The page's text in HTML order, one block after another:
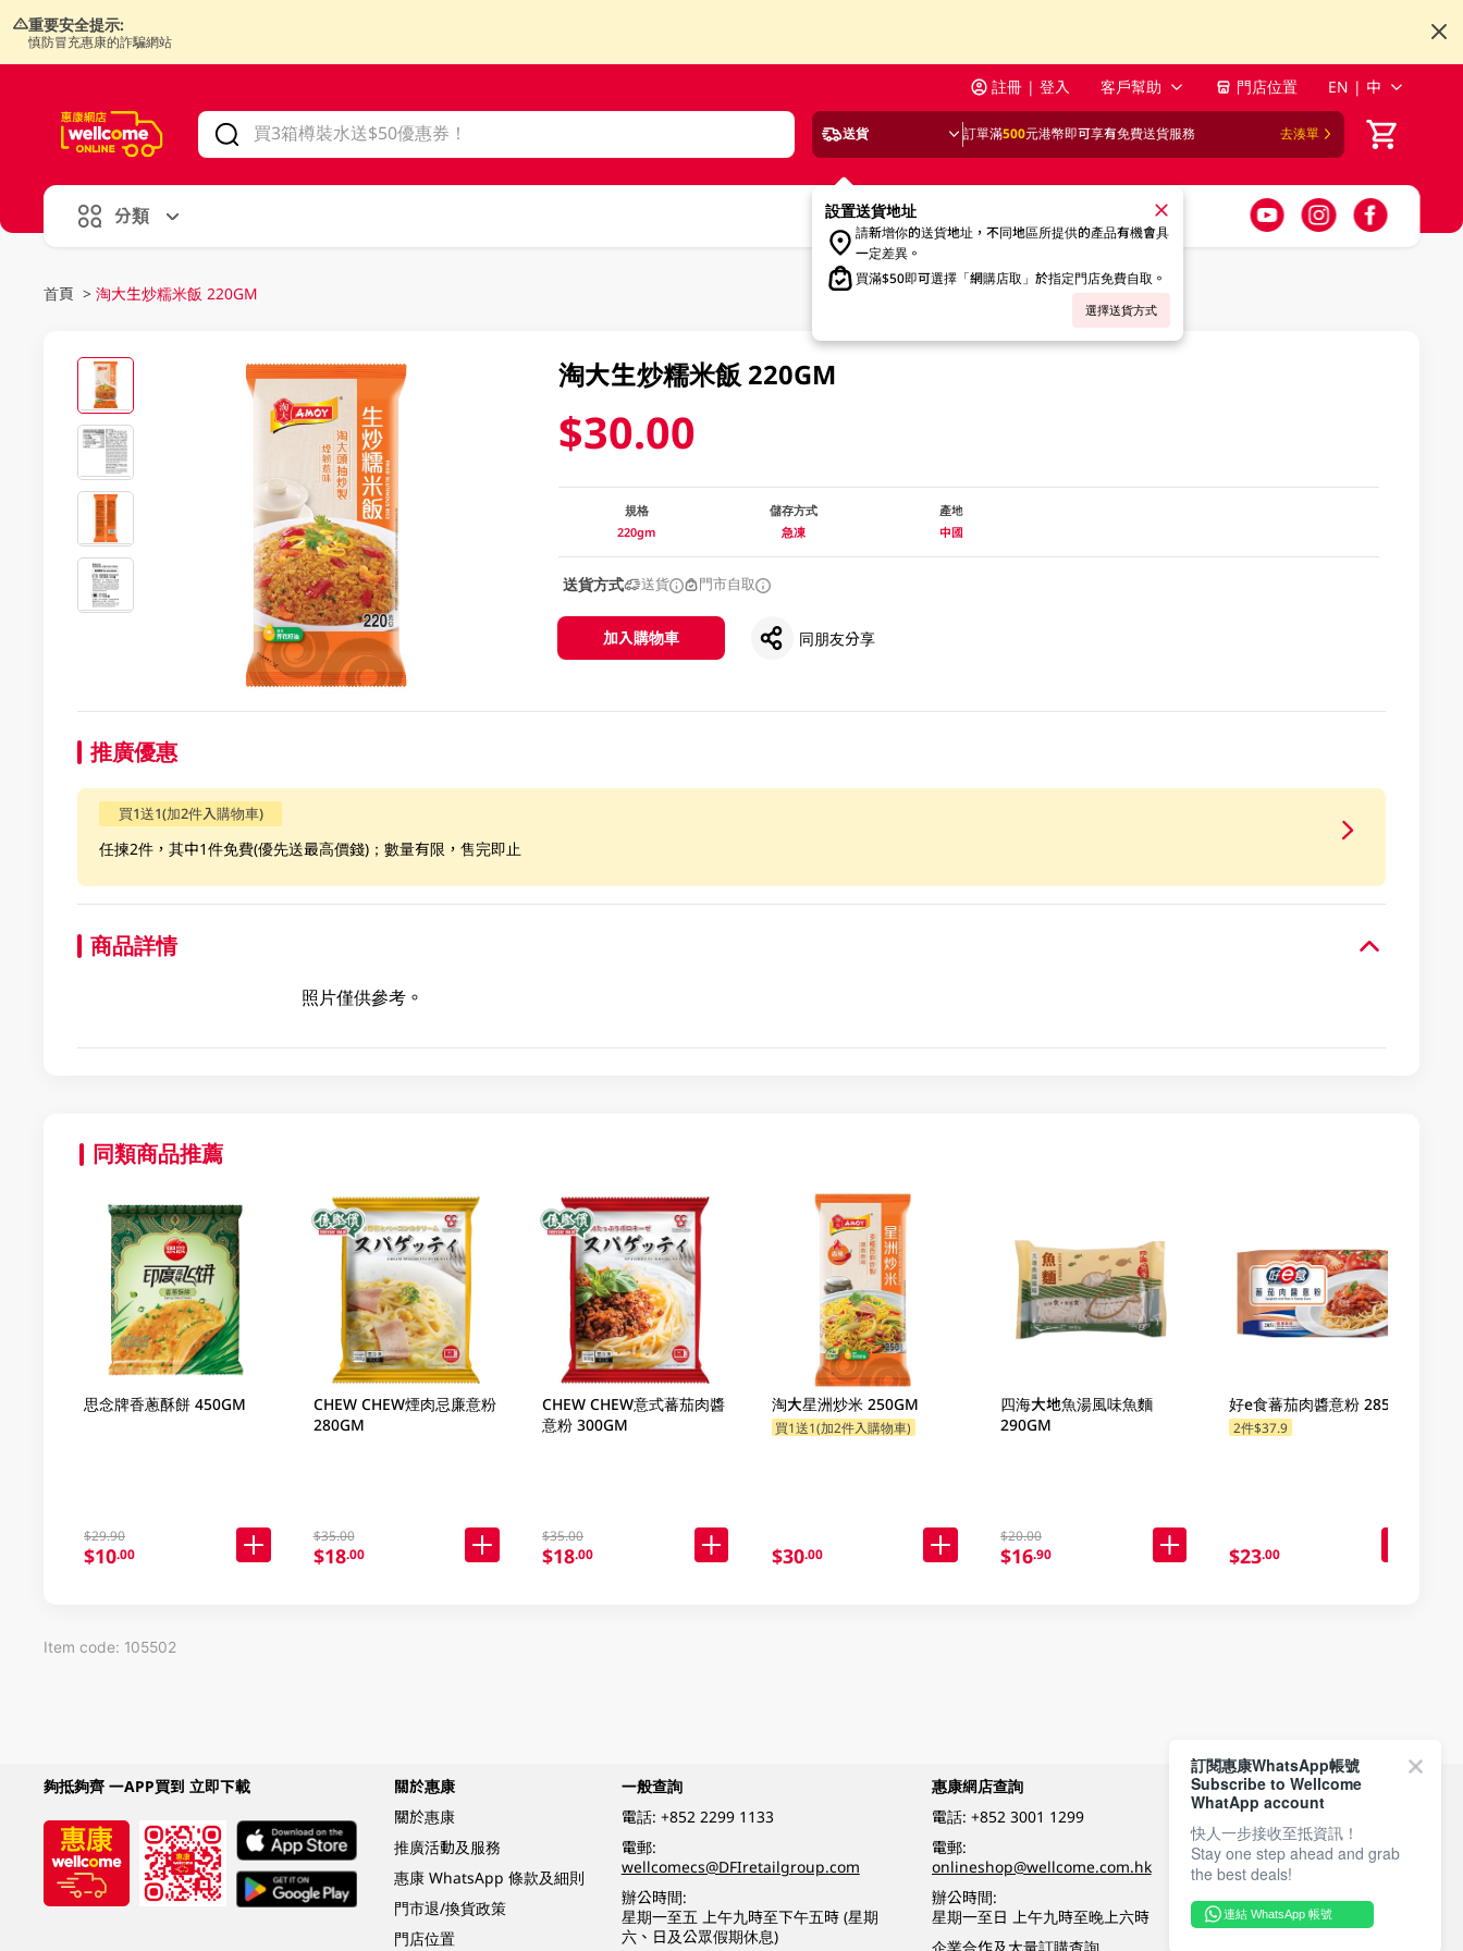
重要安全提示:
慎防冒充惠康的詐騙網站
註冊 | 登入 客戶幫助 門店位置 EN | 中
送貨 訂單滿500元港幣即可享有免費送貨服務 去湊單
設置送貨地址
請新增你的送貨地址，不同地區所提供的產品有機會具
一定差異。
買滿$50即可選擇「網購店取」於指定門店免費自取。
選擇送貨方式
分類
首頁 > 淘大生炒糯米飯 220GM
淘大生炒糯米飯 220GM
$30.00
規格
220gm
儲存方式
急凍
產地
中國
送貨方式 送貨 門市自取
加入購物車 同朋友分享
推廣優惠
買1送1(加2件入購物車)
任揀2件，其中1件免費(優先送最高價錢)；數量有限，售完即止
商品詳情
照片僅供參考。
同類商品推薦
思念牌香蔥酥餅 450GM
$29.90
$10.00
CHEW CHEW煙肉忌廉意粉
280GM
$35.00
$18.00
CHEW CHEW意式蕃茄肉醬
意粉 300GM
$35.00
$18.00
淘大星洲炒米 250GM
買1送1(加2件入購物車)
$30.00
四海大地魚湯風味魚麵
290GM
$20.00
$16.90
好e食蕃茄肉醬意粉 285GM
2件$37.9
$23.00
Item code: 105502
夠抵夠齊 一APP買到 立即下載
關於惠康
關於惠康
推廣活動及服務
惠康 WhatsApp 條款及細則
門市退/換貨政策
門店位置
一般查詢
電話: +852 2299 1133
電郵:
wellcomecs@DFIretailgroup.com
辦公時間:
星期一至五 上午九時至下午五時 (星期
六、日及公眾假期休息)
惠康網店查詢
電話: +852 3001 1299
電郵:
onlineshop@wellcome.com.hk
辦公時間:
星期一至日 上午九時至晚上六時
付款方式
關注我們
訂閱惠康WhatsApp帳號
Subscribe to Wellcome
WhatApp account
快人一步接收至抵資訊！
Stay one step ahead and grab
the best deals!
連結 WhatsApp 帳號